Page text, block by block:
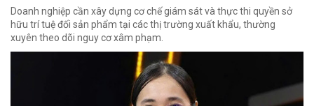
Doanh nghiệp cần xây dựng cơ chế giám sát và thực thi quyền sở
hữu trí tuệ đối sản phẩm tại các thị trường xuất khẩu, thường
xuyên theo dõi nguy cơ xâm phạm.